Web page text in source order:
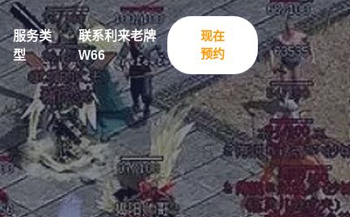
服务类
型
联系利来老牌
W66
现在
预约